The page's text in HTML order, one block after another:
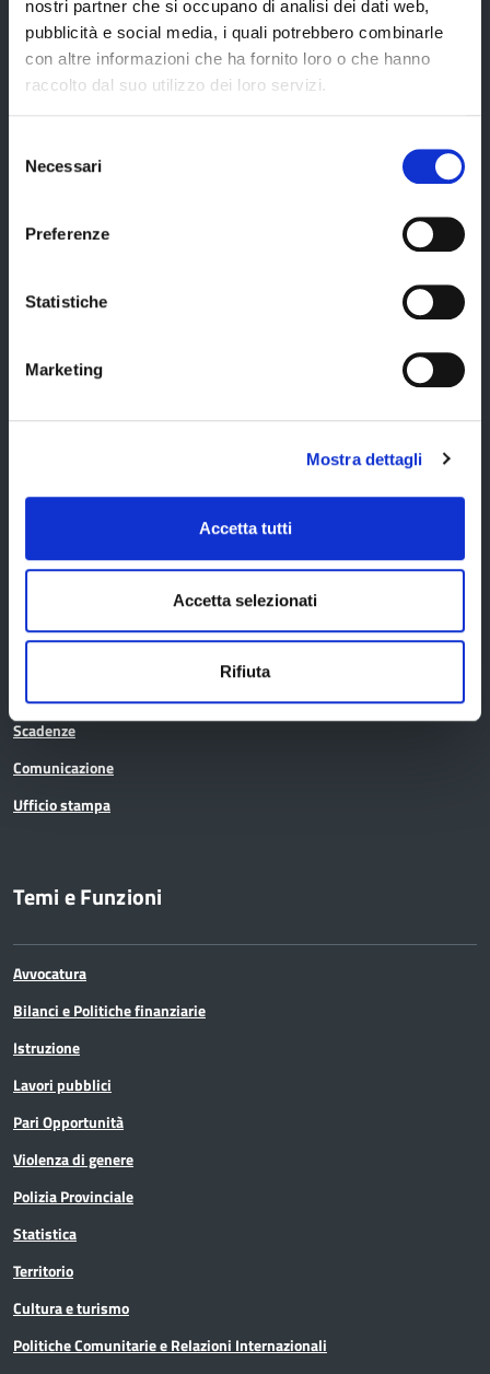
nostri partner che si occupano di analisi dei dati web,
pubblicità e social media, i quali potrebbero combinarle
con altre informazioni che ha fornito loro o che hanno
raccolto dal suo utilizzo dei loro servizi.
delNecessari
Preferenze
Statistiche
Marketing
Mostra dettagli
Accetta tutti
Accetta selezionati
Rifiuta
Strumenti di Tutela Amministrativa e Giurisdizionale
Difensore Civico
Consigliera di Parità
(UAC)
Cerca uffici
Cerca atti
Scadenze
Comunicazione
Ufficio stampa
Temi e Funzioni
Avvocatura
Bilanci e Politiche finanziarie
Istruzione
Lavori pubblici
Pari Opportunità
Violenza di genere
Polizia Provinciale
Statistica
Territorio
Cultura e turismo
Politiche Comunitarie e Relazioni Internazionali